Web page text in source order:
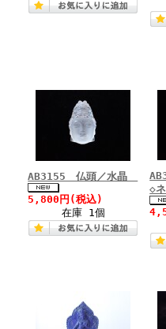
AB3155 仏頭／水晶
5,800円 (税込)
在庫 1個
◇